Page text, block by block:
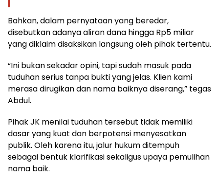
Bahkan, dalam pernyataan yang beredar,
disebutkan adanya aliran dana hingga Rp5 miliar
yang diklaim disaksikan langsung oleh pihak tertentu.
“Ini bukan sekadar opini, tapi sudah masuk pada
tuduhan serius tanpa bukti yang jelas. Klien kami
merasa dirugikan dan nama baiknya diserang,” tegas
Abdul.
Pihak JK menilai tuduhan tersebut tidak memiliki
dasar yang kuat dan berpotensi menyesatkan
publik. Oleh karena itu, jalur hukum ditempuh
sebagai bentuk klarifikasi sekaligus upaya pemulihan
nama baik.